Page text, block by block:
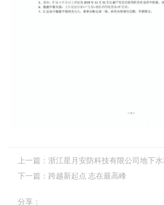
上一篇： 浙江星月安防科技有限公司地下水
下一篇： 跨越新起点 志在最高峰
分享：